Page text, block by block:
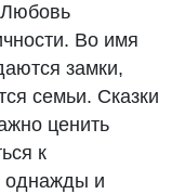
Любовь
Во имя
замки,
семьи. Сказки
ценить
к
однажды и